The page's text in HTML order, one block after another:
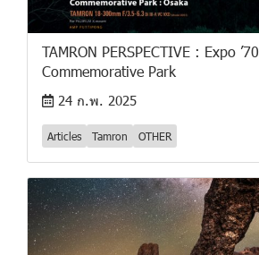
TAMRON PERSPECTIVE : Expo ’70
Commemorative Park
24 ก.พ. 2025
Articles Tamron OTHER